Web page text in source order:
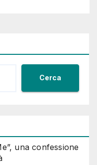
Cerca
una confessione